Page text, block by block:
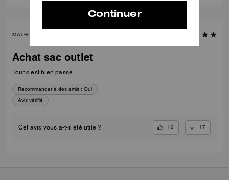
MATHILDE S., JUL 05, 2026
Achat sac outlet
Tout s’est bien passé
Recommander à des amis : Oui
Avis vérifié
Cet avis vous a-t-il été utile ? 12 17